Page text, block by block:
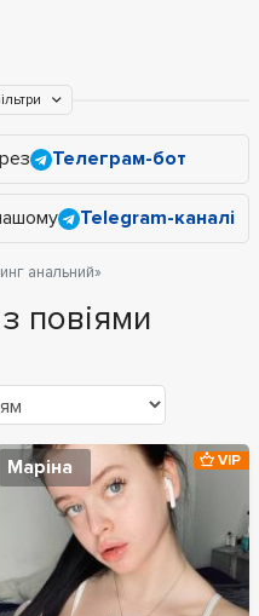
Телеграм-бот
Telegram-каналі
анальний»
повіями
Маріна VIP